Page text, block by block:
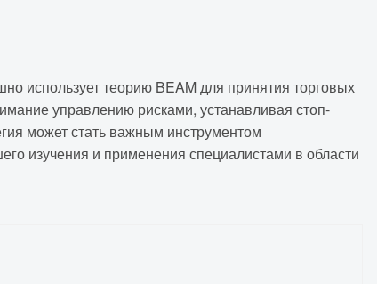
использует теорию BEAM для принятия торговых
управлению рисками, устанавливая стоп-
может стать важным инструментом
изучения и применения специалистами в области